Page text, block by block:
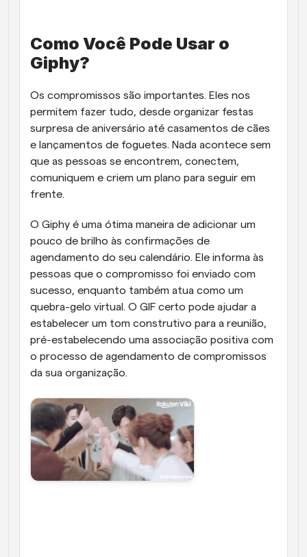
Como Você Pode Usar o
Giphy?
Os compromissos são importantes. Eles nos
permitem fazer tudo, desde organizar festas
surpresa de aniversário até casamentos de cães
e lançamentos de foguetes. Nada acontece sem
que as pessoas se encontrem, conectem,
comuniquem e criem um plano para seguir em
frente.
O Giphy é uma ótima maneira de adicionar um
pouco de brilho às confirmações de
agendamento do seu calendário. Ele informa às
pessoas que o compromisso foi enviado com
sucesso, enquanto também atua como um
quebra-gelo virtual. O GIF certo pode ajudar a
estabelecer um tom construtivo para a reunião,
pré-estabelecendo uma associação positiva com
o processo de agendamento de compromissos
da sua organização.